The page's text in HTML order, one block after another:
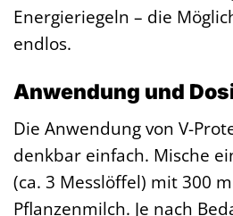
Energieriegeln – die
endlos.
Anwendung und
Die Anwendung von V-
denkbar einfach. Mische
(ca. 3 Messlöffel) mit 300
Pflanzenmilch. Je nach